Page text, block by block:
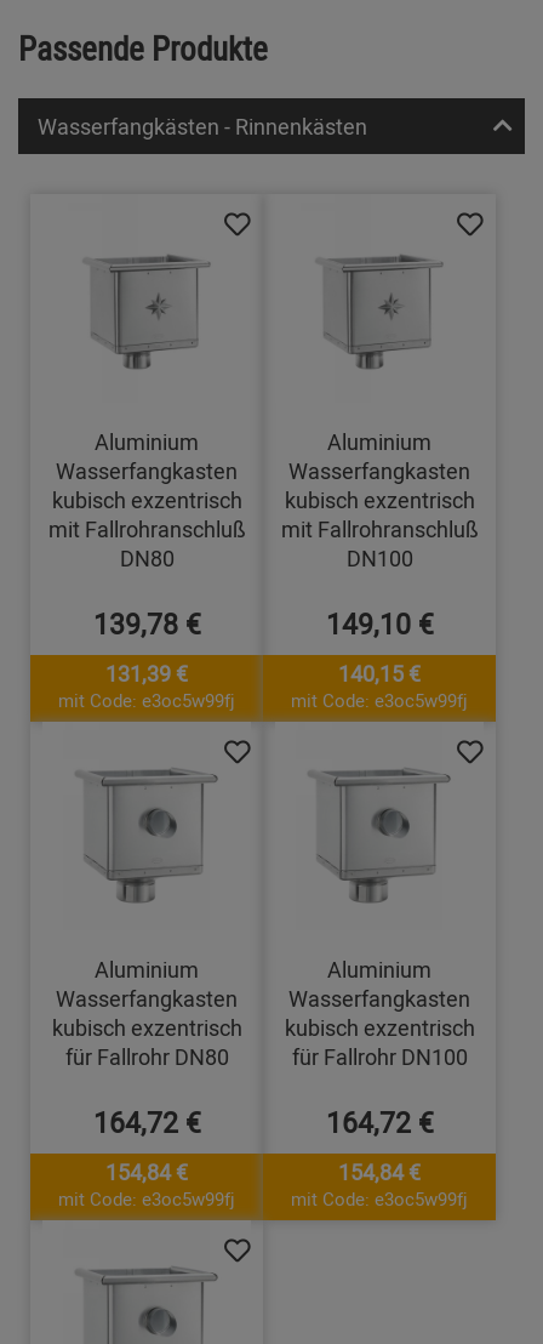
Passende Produkte
Wasserfangkästen - Rinnenkästen
Aluminium
Wasserfangkasten
kubisch exzentrisch
mit Fallrohranschluß
DN80
139,78 €
131,39 €
mit Code: e3oc5w99fj
Aluminium
Wasserfangkasten
kubisch exzentrisch
mit Fallrohranschluß
DN100
149,10 €
140,15 €
mit Code: e3oc5w99fj
Aluminium
Wasserfangkasten
kubisch exzentrisch
für Fallrohr DN80
164,72 €
154,84 €
mit Code: e3oc5w99fj
Aluminium
Wasserfangkasten
kubisch exzentrisch
für Fallrohr DN100
164,72 €
154,84 €
mit Code: e3oc5w99fj